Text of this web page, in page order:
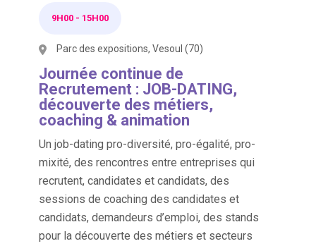
9H00 - 15H00
Parc des expositions, Vesoul (70)
Journée continue de
Recrutement : JOB-DATING,
découverte des métiers,
coaching & animation
Un job-dating pro-diversité, pro-égalité, pro-
mixité, des rencontres entre entreprises qui
recrutent, candidates et candidats, des
sessions de coaching des candidates et
candidats, demandeurs d’emploi, des stands
pour la découverte des métiers et secteurs